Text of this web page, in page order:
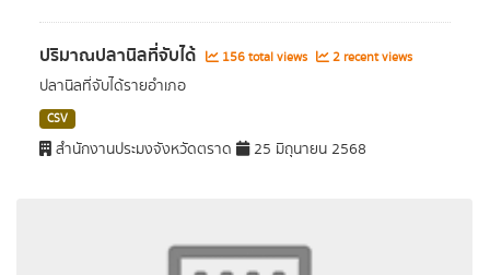
ปริมาณปลานิลที่จับได้ 156 total views 2 recent views
ปลานิลที่จับได้รายอำเภอ
CSV
สำนักงานประมงจังหวัดตราด 25 มิถุนายน 2568